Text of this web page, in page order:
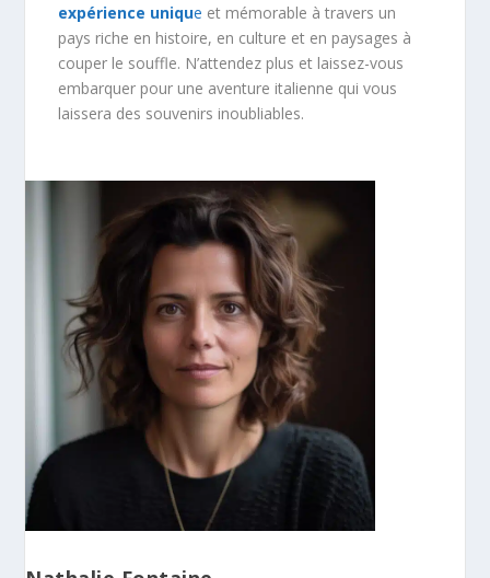
expérience unique et mémorable à travers un
pays riche en histoire, en culture et en paysages à
couper le souffle. N’attendez plus et laissez-vous
embarquer pour une aventure italienne qui vous
laissera des souvenirs inoubliables.